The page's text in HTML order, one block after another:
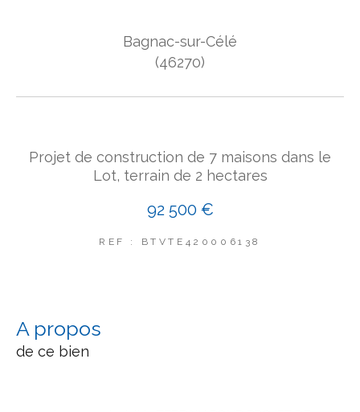
Bagnac-sur-Célé
(46270)
Projet de construction de 7 maisons dans le
Lot, terrain de 2 hectares
92 500 €
REF : BTVTE420006138
a propos
de ce bien